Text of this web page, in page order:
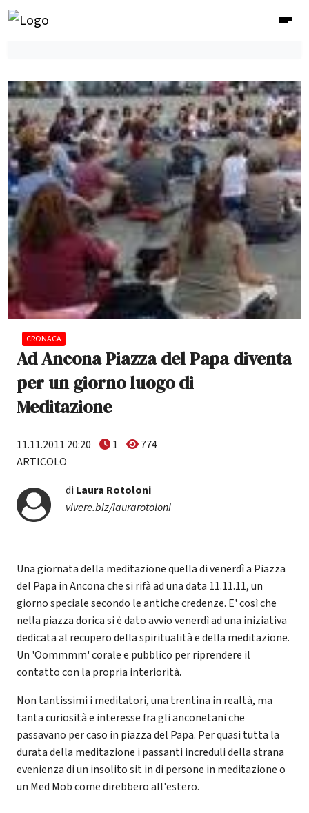
CRONACA
Ad Ancona Piazza del Papa diventa
per un giorno luogo di
Meditazione
11.11.2011 20:20 1
774
ARTICOLO
di Laura Rotoloni
vivere.biz/laurarotoloni
Una giornata della meditazione quella di venerdì a Piazza
del Papa in Ancona che si rifà ad una data 11.11.11, un
giorno speciale secondo le antiche credenze. E' così che
nella piazza dorica si è dato avvio venerdì ad una iniziativa
dedicata al recupero della spiritualità e della meditazione.
Un 'Oommmm' corale e pubblico per riprendere il
contatto con la propria interiorità.
Non tantissimi i meditatori, una trentina in realtà, ma
tanta curiosità e interesse fra gli anconetani che
passavano per caso in piazza del Papa. Per quasi tutta la
durata della meditazione i passanti increduli della strana
evenienza di un insolito sit in di persone in meditazione o
un Med Mob come direbbero all'estero.